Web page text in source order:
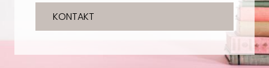
KONTAKT